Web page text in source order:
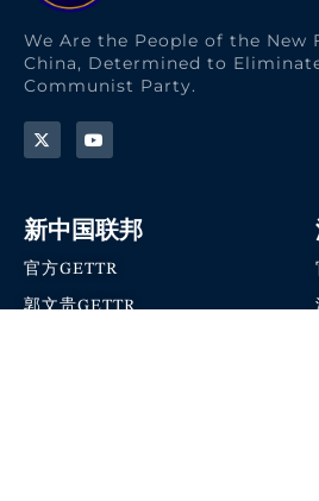
We Are the People of the New
China, Determined to
Communist Party.
新中国联邦
官方GETTR
郭文贵GETTR